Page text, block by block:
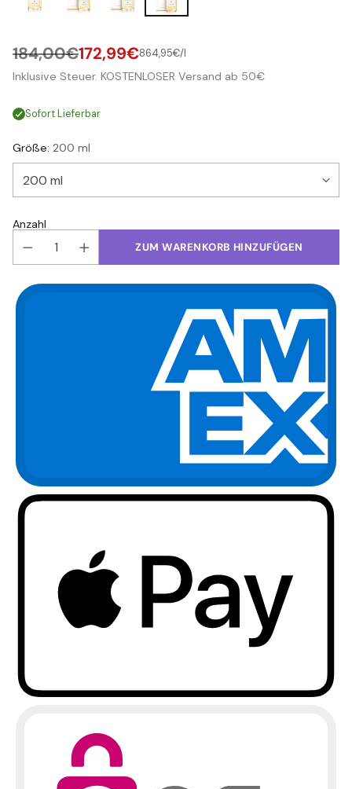
Normaler
184,00€172,99€Stückpreis
864,95€/
pro l
Inklusive Steuer. KOSTENLOSER Versand ab 50€
Sofort Lieferbar
Größe: 200 ml
Anzahl
ZUM WARENKORB HINZUFÜGEN